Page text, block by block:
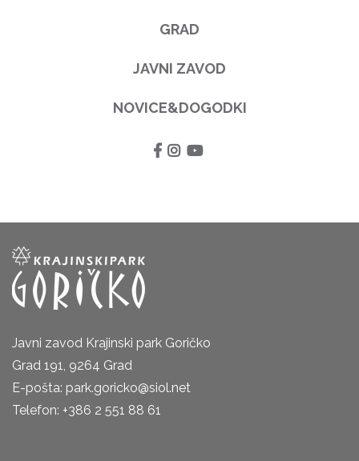
GRAD
JAVNI ZAVOD
NOVICE&DOGODKI
Javni zavod Krajinski park Goričko
Grad 191, 9264 Grad
E-pošta: park.goricko@siol.net
Telefon: +386 2 551 88 61